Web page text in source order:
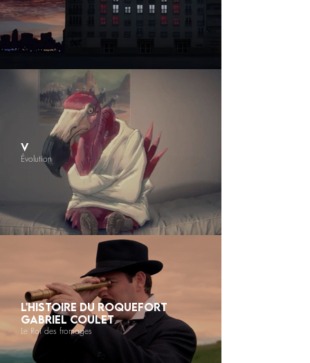
V
Évolution
L'HISTOIRE DU ROQUEFORT
GABRIEL COULET
Le Roi des fromages